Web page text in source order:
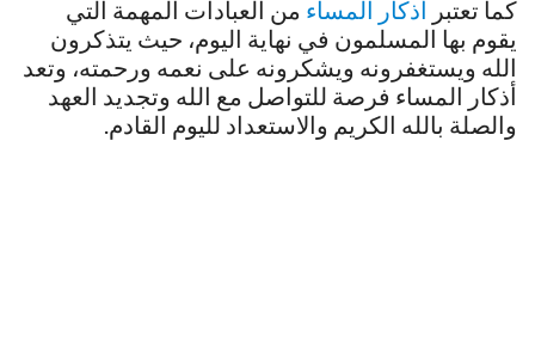
كما تعتبر أذكار المساء من العبادات المهمة التي
يقوم بها المسلمون في نهاية اليوم، حيث يتذكرون
الله ويستغفرونه ويشكرونه على نعمه ورحمته، وتعد
أذكار المساء فرصة للتواصل مع الله وتجديد العهد
والصلة بالله الكريم والاستعداد لليوم القادم.